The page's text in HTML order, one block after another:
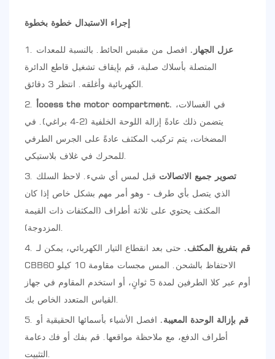
إجراء الاستبدال خطوة بخطوة
عزل الجهاز. افصل من مقبس الحائط. بالنسبة للمعدات
المتصلة بأسلاك صلبة، قم بإيقاف تشغيل قاطع الدائرة
أccess the motor compartment. في الغسالات،
يتضمن ذلك عادةً إزالة اللوحة الخلفية (2-4 براغي). في
المضخات، يتم تركيب المكثف عادةً على الجرس الطرفي
تصوير جميع الاتصالات قبل لمس أي شيء. لاحظ السلك
الذي يتصل بأي طرف - وهو أمر مهم بشكل خاص إذا كان
المكثف يحتوي على ثلاثة أطراف (المكثفات ذات القيمة
قم بتفريغ المكثف. حتى بعد انقطاع التيار الكهربائي، يمكن لـ
CBB60 الاحتفاظ بالشحن. المس مجسات مقاومة 10 كيلو
أوم عبر كلا الطرفين لمدة 5 ثوانٍ، أو استخدم المقاوم في جهاز
قم بإزالة الوحدة المعيبة. افصل الأشياء بأسمائها الحقيقية أو
أطراف الدفع، مع ملاحظة مواقعها. قم بفك أو فك دعامة